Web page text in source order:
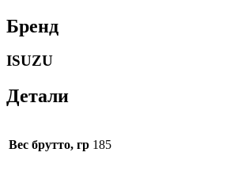
Бренд
ISUZU
Детали
Вес брутто, гр 185